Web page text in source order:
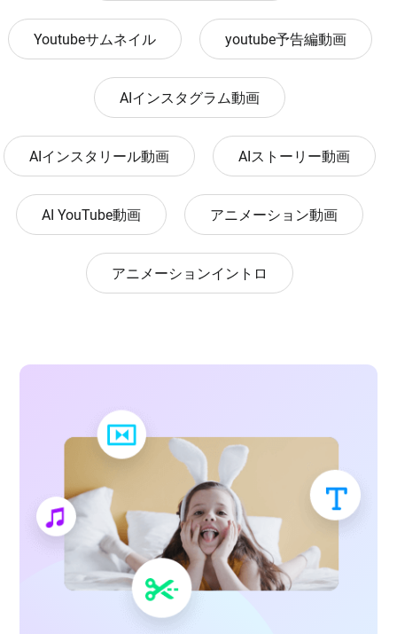
Youtubeサムネイル youtube予告編動画
AIインスタグラム動画
AIインスタリール動画 AIストーリー動画
AI YouTube動画 アニメーション動画
アニメーションイントロ